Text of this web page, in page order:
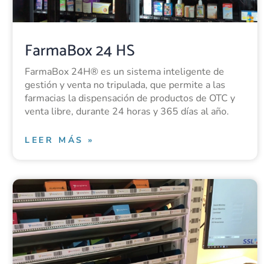
FarmaBox 24 HS
FarmaBox 24H® es un sistema inteligente de
gestión y venta no tripulada, que permite a las
farmacias la dispensación de productos de OTC y
venta libre, durante 24 horas y 365 días al año.
LEER MÁS »